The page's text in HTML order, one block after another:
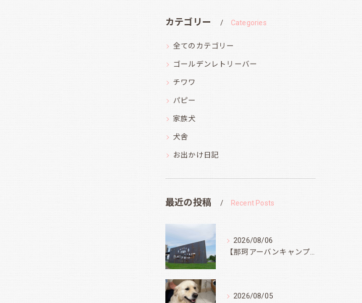
カテゴリー Categories
全てのカテゴリー
ゴールデンレトリーバー
チワワ
パピー
家族犬
犬舎
お出かけ日記
最近の投稿 Recent Posts
2026/08/06
【那珂アーバンキャンプフィールド】
2026/08/05